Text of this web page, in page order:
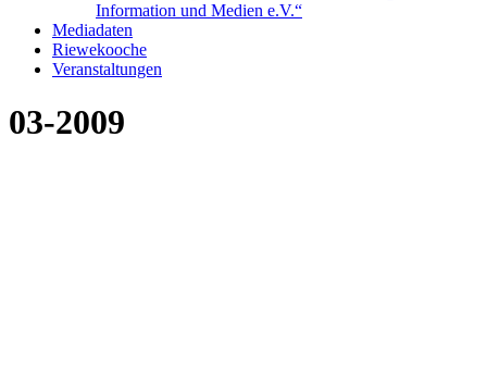
Information und Medien e.V.“
Mediadaten
Riewekooche
Veranstaltungen
03-2009